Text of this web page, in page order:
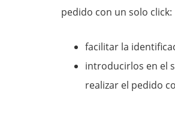
pedido con un solo click:
facilitar la
introducirlos en el
realizar el pedido